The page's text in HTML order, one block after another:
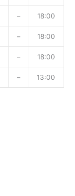
– 18:00
– 18:00
– 18:00
– 13:00